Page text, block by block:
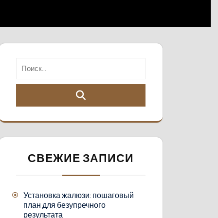
СВЕЖИЕ ЗАПИСИ
Установка жалюзи: пошаговый
план для безупречного
результата